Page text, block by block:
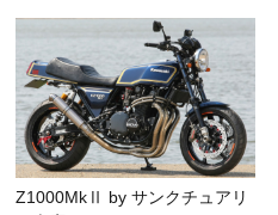
Z1000MkⅡ by サンクチュアリ